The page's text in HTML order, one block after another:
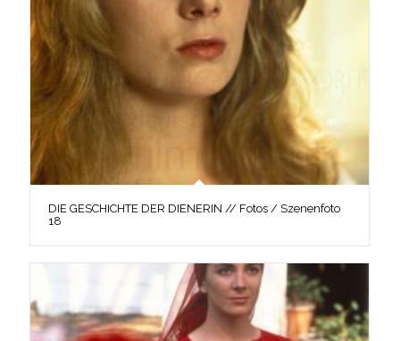
DIE GESCHICHTE DER DIENERIN // Fotos / Szenenfoto
18